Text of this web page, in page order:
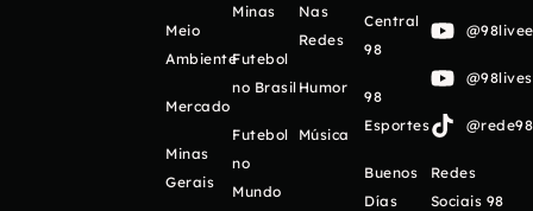
Meio
Ambiente
Mercado
Minas
Gerais
Minas
Futebol
no Brasil
Futebol
no
Mundo
Nas
Redes
Humor
Música
Central
98
98
Esportes
Buenos
Días
Redes
Sociais 98